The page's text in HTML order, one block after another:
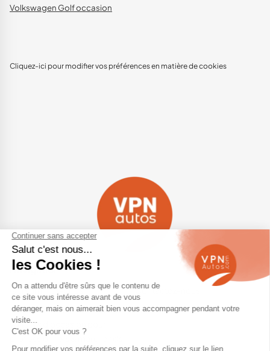
Volkswagen Golf occasion
Cliquez-ici pour modifier vos préférences en matière de cookies
Navigation
Qui sommes-nous ?
Contactez-nous
VPN Autos Pro - Notre site de
voitures d'occasion pour
professionnels & marchands
Plan du site